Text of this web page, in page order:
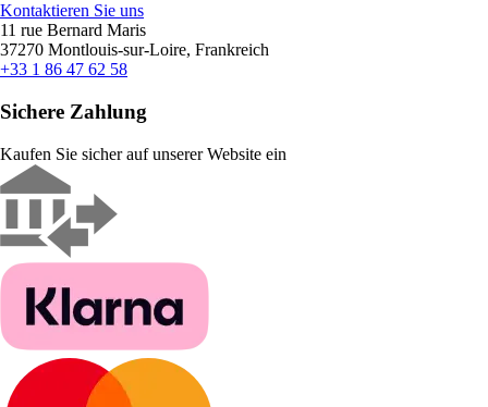
Kontaktieren Sie uns
11 rue Bernard Maris
37270 Montlouis-sur-Loire, Frankreich
+33 1 86 47 62 58
Sichere Zahlung
Kaufen Sie sicher auf unserer Website ein